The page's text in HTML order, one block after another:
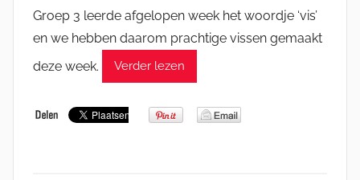
Groep 3 leerde afgelopen week het woordje ‘vis’
en we hebben daarom prachtige vissen gemaakt
deze week.
Verder lezen